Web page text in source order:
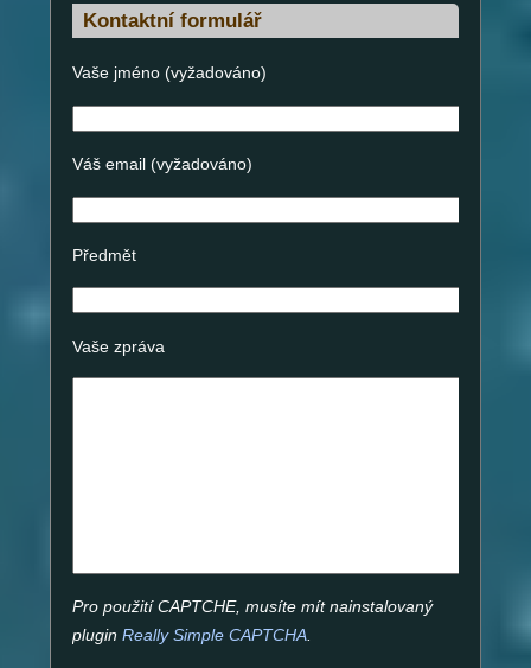
Kontaktní formulář
Vaše jméno (vyžadováno)
Váš email (vyžadováno)
Předmět
Vaše zpráva
Pro použití CAPTCHE, musíte mít nainstalovaný
plugin Really Simple CAPTCHA.